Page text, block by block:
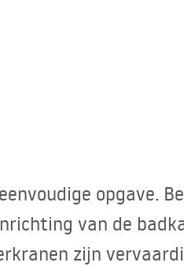
opgave.
van de
zijn